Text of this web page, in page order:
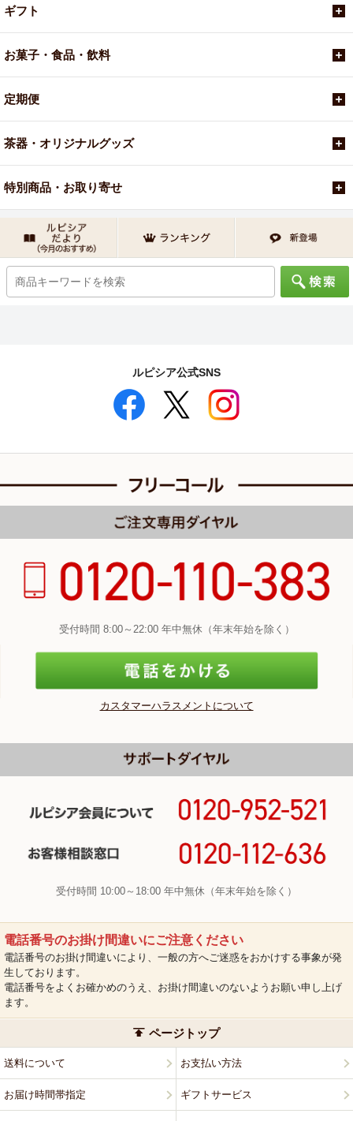
ギフト
お菓子・食品・飲料
定期便
茶器・オリジナルグッズ
特別商品・お取り寄せ
ルピシア公式SNS
受付時間 8:00～22:00 年中無休（年末年始を除く）
カスタマーハラスメントについて
受付時間 10:00～18:00 年中無休（年末年始を除く）
電話番号のお掛け間違いにご注意ください
電話番号のお掛け間違いにより、一般の方へご迷惑をおかけする事象が発
生しております。
電話番号をよくお確かめのうえ、お掛け間違いのないようお願い申し上げ
ます。
ページトップ
送料について お支払い方法
お届け時間帯指定 ギフトサービス